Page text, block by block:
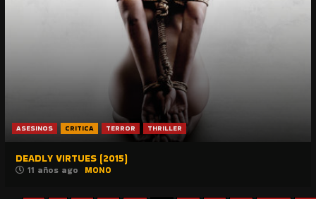
ASESINOS CRITICA TERROR THRILLER
DEADLY VIRTUES (2015)
11 años ago MONO